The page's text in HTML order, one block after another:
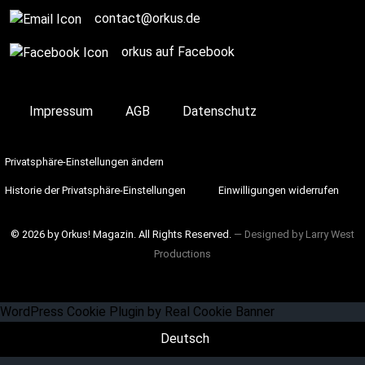
contact@orkus.de
orkus auf Facebook
Impressum AGB Datenschutz
Privatsphäre-Einstellungen ändern
Historie der Privatsphäre-Einstellungen Einwilligungen widerrufen
© 2026 by Orkus! Magazin. All Rights Reserved. ― Designed by Larry West
Productions
WordPress Cookie Plugin by Real Cookie Banner
Deutsch